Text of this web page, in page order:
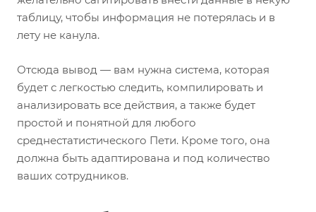
таблицу, чтобы информация не потерялась и в
лету не канула.
Отсюда вывод — вам нужна система, которая
будет с легкостью следить, компилировать и
анализировать все действия, а также будет
простой и понятной для любого
среднестатистического Пети. Кроме того, она
должна быть адаптирована и под количество
ваших сотрудников.